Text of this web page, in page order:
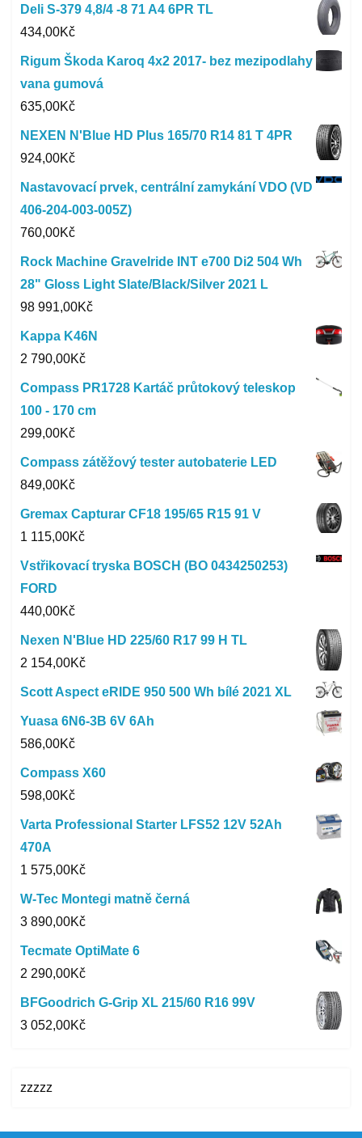
Deli S-379 4,8/4 -8 71 A4 6PR TL
434,00Kč
Rigum Škoda Karoq 4x2 2017- bez mezipodlahy
vana gumová
635,00Kč
NEXEN N'Blue HD Plus 165/70 R14 81 T 4PR
924,00Kč
Nastavovací prvek, centrální zamykání VDO (VD
406-204-003-005Z)
760,00Kč
Rock Machine Gravelride INT e700 Di2 504 Wh
28" Gloss Light Slate/Black/Silver 2021 L
98 991,00Kč
Kappa K46N
2 790,00Kč
Compass PR1728 Kartáč průtokový teleskop
100 - 170 cm
299,00Kč
Compass zátěžový tester autobaterie LED
849,00Kč
Gremax Capturar CF18 195/65 R15 91 V
1 115,00Kč
Vstřikovací tryska BOSCH (BO 0434250253)
FORD
440,00Kč
Nexen N'Blue HD 225/60 R17 99 H TL
2 154,00Kč
Scott Aspect eRIDE 950 500 Wh bílé 2021 XL
Yuasa 6N6-3B 6V 6Ah
586,00Kč
Compass X60
598,00Kč
Varta Professional Starter LFS52 12V 52Ah
470A
1 575,00Kč
W-Tec Montegi matně černá
3 890,00Kč
Tecmate OptiMate 6
2 290,00Kč
BFGoodrich G-Grip XL 215/60 R16 99V
3 052,00Kč
zzzzz